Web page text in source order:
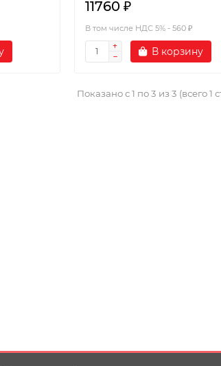
11760 ₽
В том числе НДС 5% - 560 ₽
В корзину
Показано с 1 по 3 из 3 (всего 1